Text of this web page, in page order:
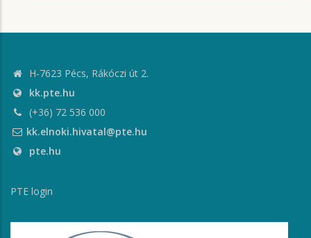
H-7623 Pécs, Rákóczi út 2.
kk.pte.hu
(+36) 72 536 000
kk.elnoki.hivatal@pte.hu
pte.hu
PTE login